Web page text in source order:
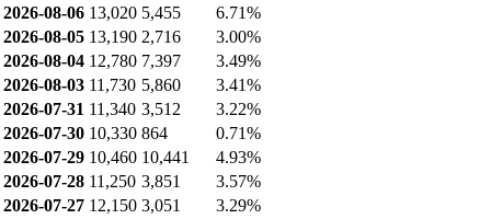
2026-08-06 13,020 5,455
6.71%
2026-08-05 13,190 2,716
3.00%
2026-08-04 12,780 7,397
3.49%
2026-08-03 11,730 5,860
3.41%
2026-07-31 11,340 3,512
3.22%
2026-07-30 10,330 864
0.71%
2026-07-29 10,460 10,441
4.93%
2026-07-28 11,250 3,851
3.57%
2026-07-27 12,150 3,051
3.29%